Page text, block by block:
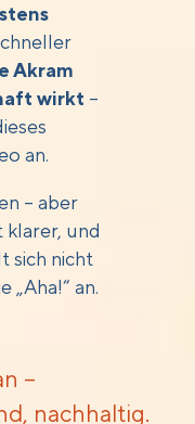
Akram
wirkt –
an.
– aber
klarer, und
sich nicht
„Aha!“ an.
–
nachhaltig.